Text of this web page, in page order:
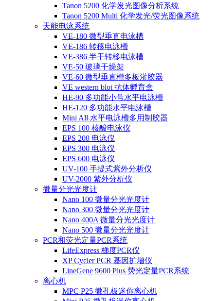
Tanon 5200 化学发光图像分析系统
Tanon 5200 Multi 化学发光/荧光图像系统
天能电泳系统
VE-180 微型垂直电泳槽
VE-186 转移电泳槽
VE-386 半干转移电泳槽
VE-50 玻璃干燥架
VE-60 微型垂直槽多板灌胶器
VE western blot 抗体孵育盒
HE-90 多功能小号水平电泳槽
HE-120 多功能水平电泳槽
Mini All 水平电泳槽多用制胶器
EPS 100 核酸电泳仪
EPS 200 电泳仪
EPS 300 电泳仪
EPS 600 电泳仪
UV-100 手提式紫外分析仪
UV-2000 紫外分析仪
微量分光光度计
Nano 100 微量分光光度计
Nano 300 微量分光光度计
Nano 400A 微量分光光度计
Nano 500 微量分光光度计
PCR和荧光定量PCR系统
LifeExpress 梯度PCR仪
XP Cycler PCR 基因扩增仪
LineGene 9600 Plus 荧光定量PCR系统
离心机
MPC P25 微孔板迷你离心机